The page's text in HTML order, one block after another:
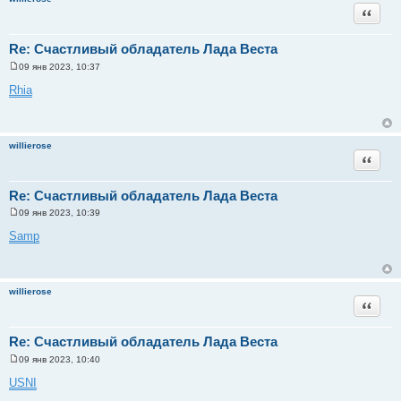
и
Re: Счастливый обладатель Лада Веста
Цитата
о
о
н
и
09 янв 2023, 10:37
Rhia
willierose
Re: Счастливый обладатель Лада Веста
Цитата
о
и
09 янв 2023, 10:39
Samp
willierose
Re: Счастливый обладатель Лада Веста
Цитата
о
о
09 янв 2023, 10:40
USNI